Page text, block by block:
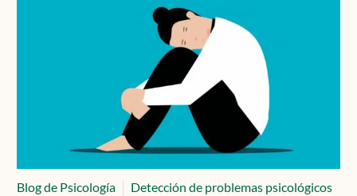
Localízanos
Solicita cita
Blog de Psicología
Detección de problemas psicológicos